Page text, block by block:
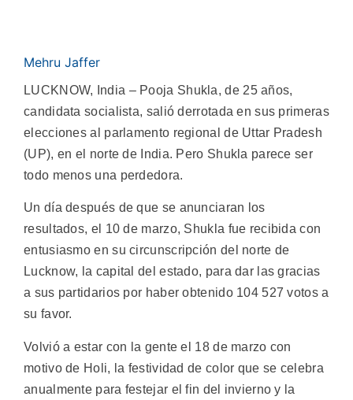
Mehru Jaffer
LUCKNOW, India – Pooja Shukla, de 25 años,
candidata socialista, salió derrotada en sus primeras
elecciones al parlamento regional de Uttar Pradesh
(UP), en el norte de India. Pero Shukla parece ser
todo menos una perdedora.
Un día después de que se anunciaran los
resultados, el 10 de marzo, Shukla fue recibida con
entusiasmo en su circunscripción del norte de
Lucknow, la capital del estado, para dar las gracias
a sus partidarios por haber obtenido 104 527 votos a
su favor.
Volvió a estar con la gente el 18 de marzo con
motivo de Holi, la festividad de color que se celebra
anualmente para festejar el fin del invierno y la